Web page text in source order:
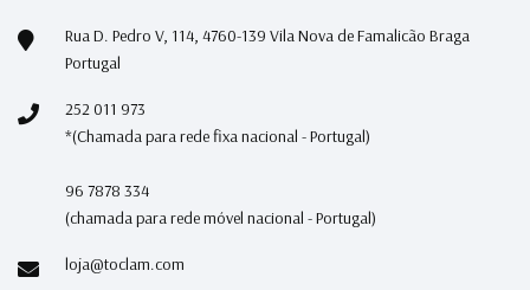
Rua D. Pedro V, 114, 4760-139 Vila Nova de Famalicão Braga
Portugal
252 011 973
*(Chamada para rede fixa nacional - Portugal)
96 7878 334
(chamada para rede móvel nacional - Portugal)
loja@toclam.com